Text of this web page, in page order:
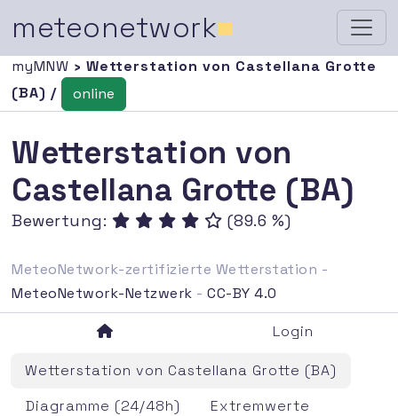
meteonetwork■
myMNW › Wetterstation von Castellana Grotte
(BA) /
online
Wetterstation von
Castellana Grotte (BA)
Bewertung: (89.6 %)
MeteoNetwork-zertifizierte Wetterstation -
MeteoNetwork-Netzwerk -CC-BY 4.0
Login
Wetterstation von Castellana Grotte (BA)
Diagramme (24/48h)
Extremwerte